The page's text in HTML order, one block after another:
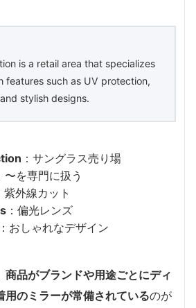
is a retail area that specializes
features such as UV protection,
stylish designs.
：サングラス売り場
〜を専門に扱う
紫外線カット
：偏光レンズ
：おしゃれなデザイン
商品がブランドや用途ごとにディ
用のミラーが常備されているのが